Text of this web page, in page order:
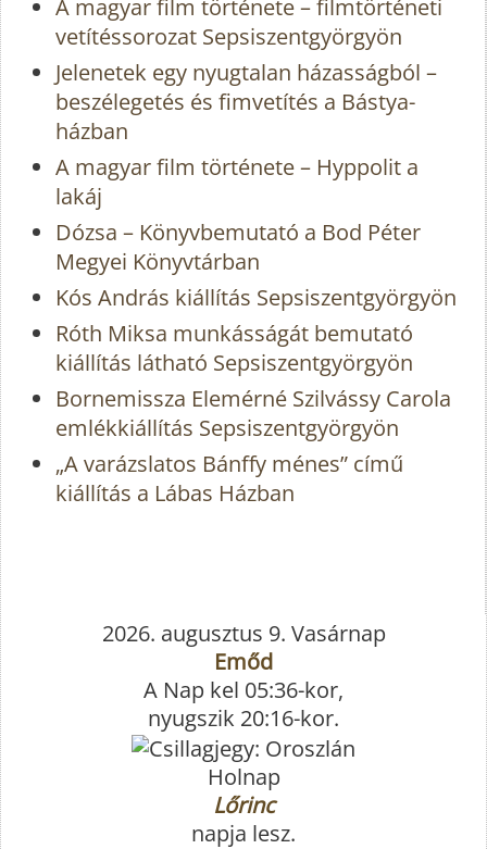
A magyar film története – filmtörténeti
vetítéssorozat Sepsiszentgyörgyön
Jelenetek egy nyugtalan házasságból –
beszélegetés és fimvetítés a Bástya-
házban
A magyar film története – Hyppolit a
lakáj
Dózsa – Könyvbemutató a Bod Péter
Megyei Könyvtárban
Kós András kiállítás Sepsiszentgyörgyön
Róth Miksa munkásságát bemutató
kiállítás látható Sepsiszentgyörgyön
Bornemissza Elemérné Szilvássy Carola
emlékkiállítás Sepsiszentgyörgyön
„A varázslatos Bánffy ménes” című
kiállítás a Lábas Házban
2026. augusztus 9. Vasárnap
Emőd
A Nap kel 05:36-kor,
nyugszik 20:16-kor.
Holnap
Lőrinc
napja lesz.